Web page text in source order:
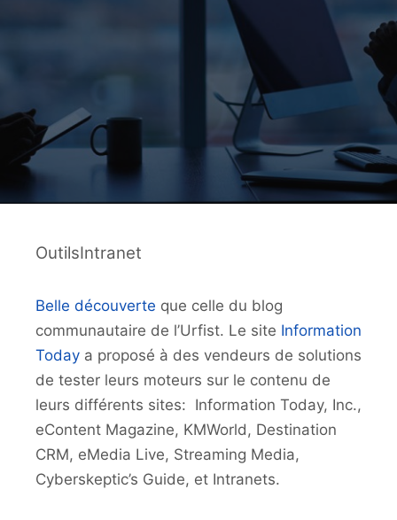
OutilsIntranet
Belle découverte que celle du blog
communautaire de l’Urfist. Le site Information
Today a proposé à des vendeurs de solutions
de tester leurs moteurs sur le contenu de
leurs différents sites: Information Today, Inc.,
eContent Magazine, KMWorld, Destination
CRM, eMedia Live, Streaming Media,
Cyberskeptic’s Guide, et Intranets.